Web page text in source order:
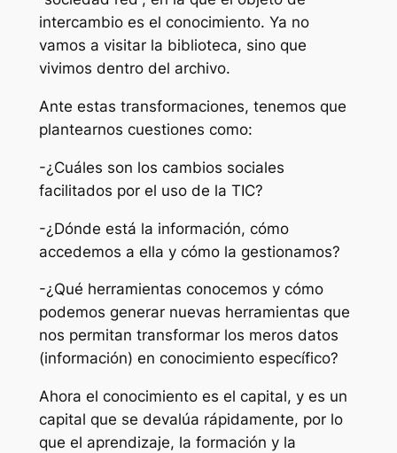
intercambio es el conocimiento. Ya no
vamos a visitar la biblioteca, sino que
vivimos dentro del archivo.
Ante estas transformaciones, tenemos que
plantearnos cuestiones como:
-¿Cuáles son los cambios sociales
facilitados por el uso de la TIC?
-¿Dónde está la información, cómo
accedemos a ella y cómo la gestionamos?
-¿Qué herramientas conocemos y cómo
podemos generar nuevas herramientas que
nos permitan transformar los meros datos
(información) en conocimiento específico?
Ahora el conocimiento es el capital, y es un
capital que se devalúa rápidamente, por lo
que el aprendizaje, la formación y la